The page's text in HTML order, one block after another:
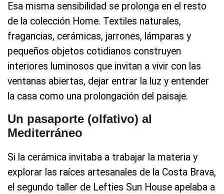
Esa misma sensibilidad se prolonga en el resto
de la colección Home. Textiles naturales,
fragancias, cerámicas, jarrones, lámparas y
pequeños objetos cotidianos construyen
interiores luminosos que invitan a vivir con las
ventanas abiertas, dejar entrar la luz y entender
la casa como una prolongación del paisaje.
Un pasaporte (olfativo) al
Mediterráneo
Si la cerámica invitaba a trabajar la materia y
explorar las raíces artesanales de la Costa Brava,
el segundo taller de Lefties Sun House apelaba a